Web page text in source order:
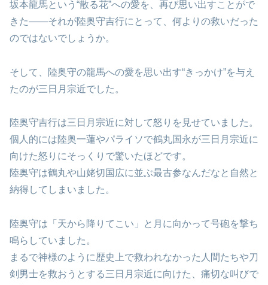
坂本龍馬という“散る花”への愛を、再び思い出すことがで
きた――それが陸奥守吉行にとって、何よりの救いだった
のではないでしょうか。
そして、陸奥守の龍馬への愛を思い出す“きっかけ”を与え
たのが三日月宗近でした。
陸奥守吉行は三日月宗近に対して怒りを見せていました。
個人的には陸奥一蓮やパライソで鶴丸国永が三日月宗近に
向けた怒りにそっくりで驚いたほどです。
陸奥守は鶴丸や山姥切国広に並ぶ最古参なんだなと自然と
納得してしまいました。
陸奥守は「天から降りてこい」と月に向かって号砲を撃ち
鳴らしていました。
まるで神様のように歴史上で救われなかった人間たちや刀
剣男士を救おうとする三日月宗近に向けた、痛切な叫びで